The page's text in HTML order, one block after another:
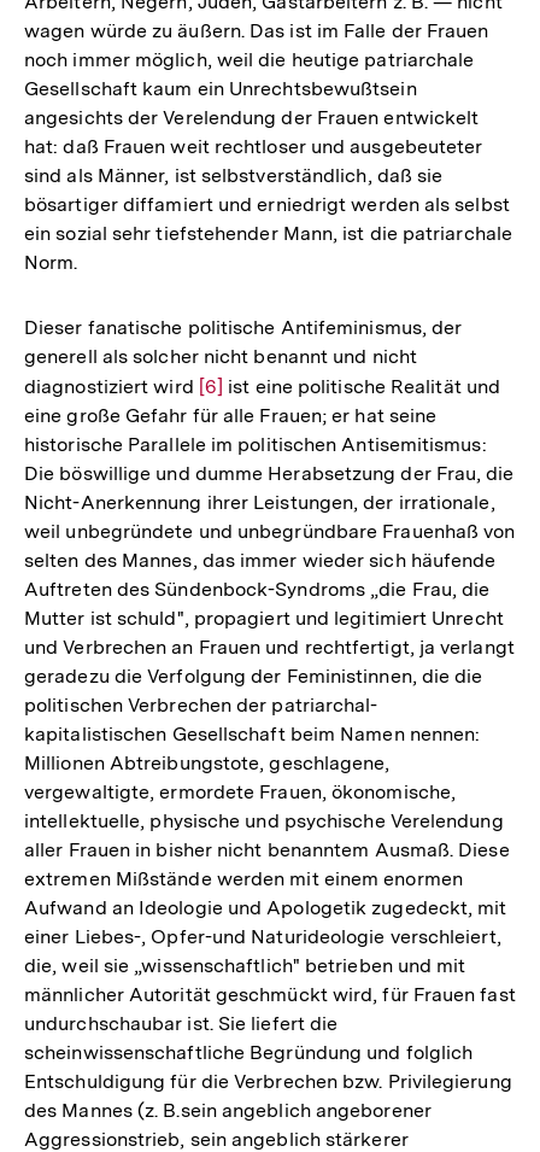
wagen würde zu äußern. Das ist im Falle der Frauen
noch immer möglich, weil die heutige patriarchale
Gesellschaft kaum ein Unrechtsbewußtsein
angesichts der Verelendung der Frauen entwickelt
hat: daß Frauen weit rechtloser und ausgebeuteter
sind als Männer, ist selbstverständlich, daß sie
bösartiger diffamiert und erniedrigt werden als selbst
ein sozial sehr tiefstehender Mann, ist die patriarchale
Norm.
Dieser fanatische politische Antifeminismus, der
generell als solcher nicht benannt und nicht
diagnostiziert wird Zur
Auflösung
der
Fußnote
[6] ist eine politische Realität und
eine große Gefahr für alle Frauen; er hat seine
historische Parallele im politischen Antisemitismus:
Die böswillige und dumme Herabsetzung der Frau, die
Nicht-Anerkennung ihrer Leistungen, der irrationale,
weil unbegründete und unbegründbare Frauenhaß von
selten des Mannes, das immer wieder sich häufende
Auftreten des Sündenbock-Syndroms „die Frau, die
Mutter ist schuld", propagiert und legitimiert Unrecht
und Verbrechen an Frauen und rechtfertigt, ja verlangt
geradezu die Verfolgung der Feministinnen, die die
politischen Verbrechen der patriarchal-
kapitalistischen Gesellschaft beim Namen nennen:
Millionen Abtreibungstote, geschlagene,
vergewaltigte, ermordete Frauen, ökonomische,
intellektuelle, physische und psychische Verelendung
aller Frauen in bisher nicht benanntem Ausmaß. Diese
extremen Mißstände werden mit einem enormen
Aufwand an Ideologie und Apologetik zugedeckt, mit
einer Liebes-, Opfer-und Naturideologie verschleiert,
die, weil sie „wissenschaftlich" betrieben und mit
männlicher Autorität geschmückt wird, für Frauen fast
undurchschaubar ist. Sie liefert die
scheinwissenschaftliche Begründung und folglich
Entschuldigung für die Verbrechen bzw. Privilegierung
des Mannes (z. B.sein angeblich angeborener
Aggressionstrieb, sein angeblich stärkerer